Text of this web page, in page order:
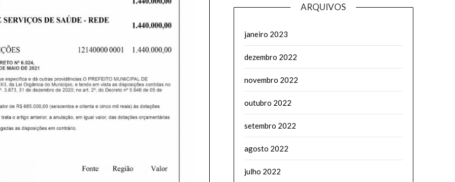
ARQUIVOS
janeiro 2023
dezembro 2022
novembro 2022
outubro 2022
setembro 2022
agosto 2022
julho 2022